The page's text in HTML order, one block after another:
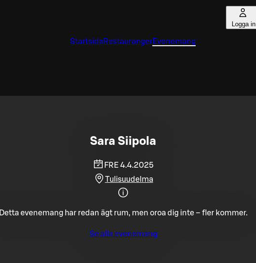
Logga in
Startsida RestaurangerEvenemang
Sara Siipola
FRE 4.4.2025
Tulisuudelma
Detta evenemang har redan ägt rum, men oroa dig inte – fler kommer.
Se alla evenemang